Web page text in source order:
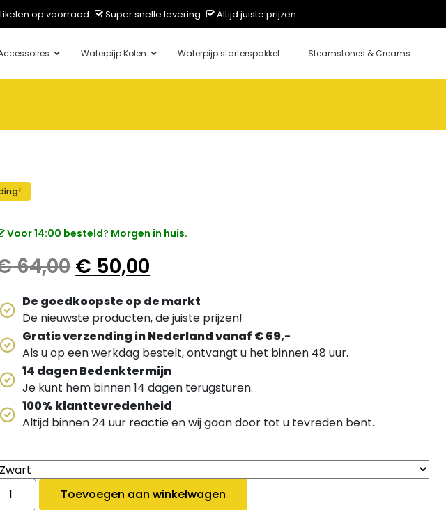
op voorraad Super snelle levering Altijd juiste prijzen
Waterpijp Kolen Waterpijp starterspakket Steamstones & Creams
Voor 14:00 besteld? Morgen in huis.
64,00 Oorspronkelijke prijs was: € 64,00.
€ 50,00
De goedkoopste op de markt
De nieuwste producten, de juiste prijzen!
Gratis verzending in Nederland vanaf € 69,-
Als u op een werkdag bestelt, ontvangt u het binnen 48 uur.
14 dagen Bedenktermijn
Je kunt hem binnen 14 dagen terugsturen.
100% klanttevredenheid
Altijd binnen 24 uur reactie en wij gaan door tot u tevreden bent.
Weird Box Large quantity
Toevoegen aan winkelwagen